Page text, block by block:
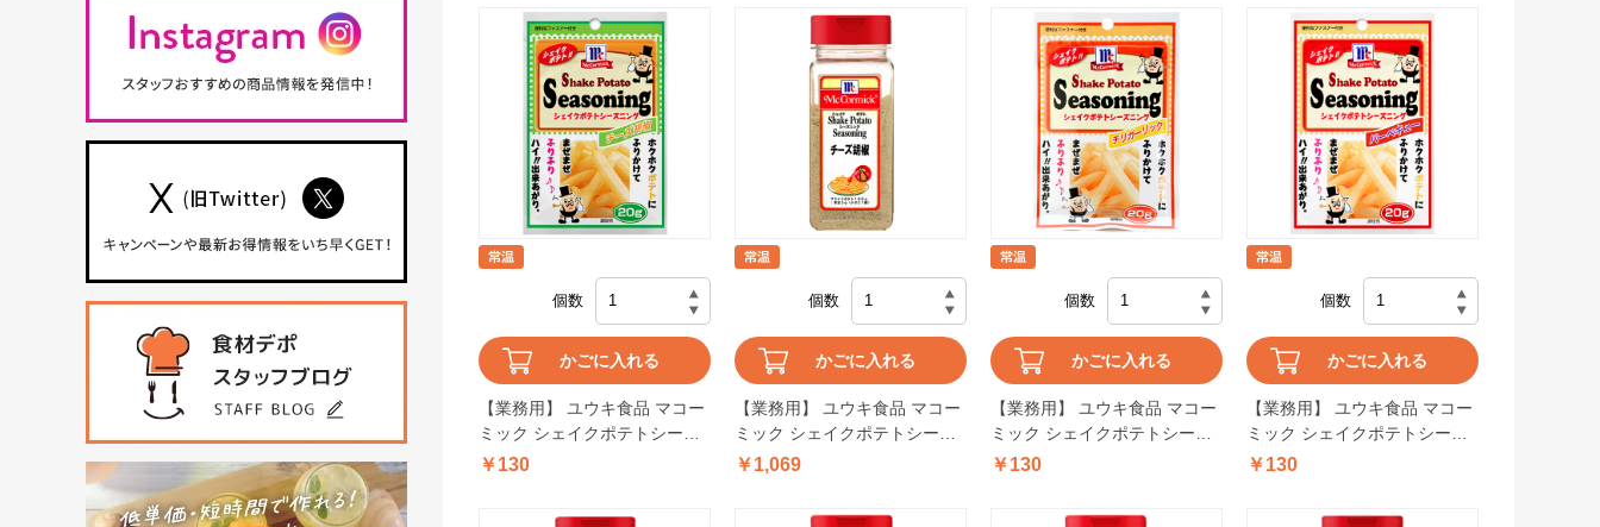
【業務用】 ユウキ食品 マコー
ミック シェイクポテトシーズ
ニングチーズ胡椒 20g
￥130
個数
かごに入れる
【業務用】 ユウキ食品 マコー
ミック シェイクポテトシーズ
ニングチーズ胡椒 270g
￥1,069
個数
かごに入れる
【業務用】 ユウキ食品 マコー
ミック シェイクポテトシーズ
ニングチリガーリック 20g
￥130
個数
かごに入れる
【業務用】 ユウキ食品 マコー
ミック シェイクポテトシーズ
ニングバーベキュー 20g
￥130
個数
かごに入れる